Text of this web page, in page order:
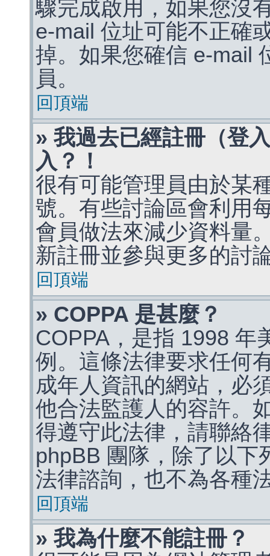
驟完成啟用，如果您沒
e-mail 位址可能不正確
掉。如果您確信 e-mail
員。
回頂端
» 我過去已經註冊（登
入？！
很有可能管理員由於某
號。有些討論區會利用
會員做法來減少資料量
新註冊並參與更多的討
回頂端
» COPPA 是甚麼？
COPPA，是指 1998 年
例。這條法律要求任何
成年人資訊的網站，必
他合法監護人的容許。
得遵守此法律，請聯絡
phpBB 團隊，除了以下
法律諮詢，也不為各種
回頂端
» 我為什麼不能註冊？